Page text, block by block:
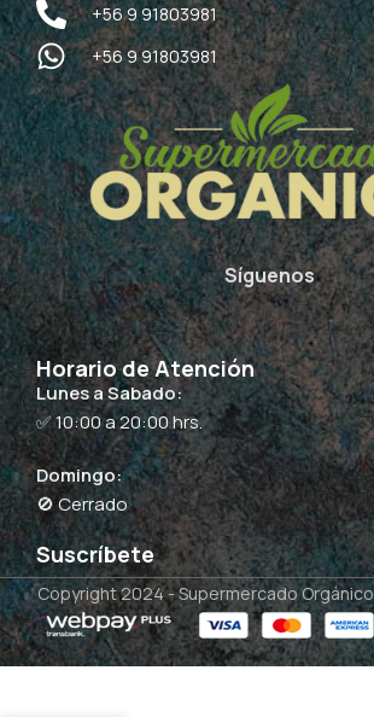
+56 9 91803981
+56 9 91803981
Síguenos
Horario de Atención
Lunes a Sabado:
✅ 10:00 a 20:00 hrs.
Domingo:
🚫 Cerrado
Suscríbete
Copyright 2024 -Supermercado Orgánico